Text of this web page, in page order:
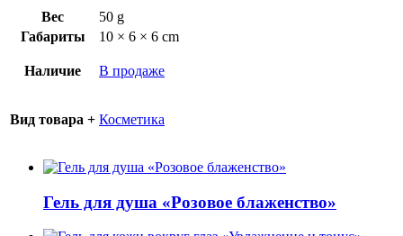
Вес
50 g
Габариты
10 × 6 × 6 cm
Наличие В продаже
Вид товара + Косметика
Гель для душа «Розовое блаженство»